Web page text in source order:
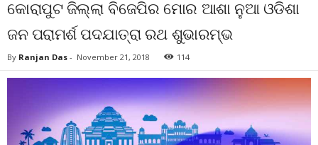
କୋରାପୁଟ ଜିଲ୍ଲା ବିଜେପିର ମୋର ଆଶା ନୁଆ ଓଡିଶା
ଜନ ପରାମର୍ଶ ପଦଯାତ୍ରା ରଥ ଶୁଭାରମ୍ଭ
By Ranjan Das - November 21, 2018 114